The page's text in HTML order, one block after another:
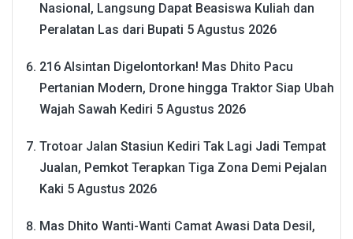
Nasional, Langsung Dapat Beasiswa Kuliah dan
Peralatan Las dari Bupati 5 Agustus 2026
216 Alsintan Digelontorkan! Mas Dhito Pacu
Pertanian Modern, Drone hingga Traktor Siap Ubah
Wajah Sawah Kediri 5 Agustus 2026
Trotoar Jalan Stasiun Kediri Tak Lagi Jadi Tempat
Jualan, Pemkot Terapkan Tiga Zona Demi Pejalan
Kaki 5 Agustus 2026
Mas Dhito Wanti-Wanti Camat Awasi Data Desil,